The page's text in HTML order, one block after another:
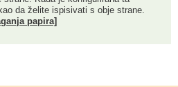
da želite ispisivati s obje strane.
papira]